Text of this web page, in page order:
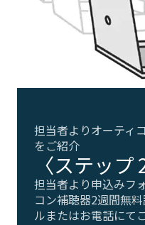
担当者よりオーティ
をご紹介
〈ステップ
担当者より申込みフ
コン補聴器2週間無
ルまたはお電話にて